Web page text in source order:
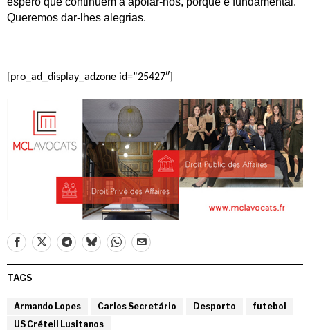
Queremos dar-lhes alegrias.
[pro_ad_display_adzone id=”25427″]
TAGS
Armando Lopes Carlos Secretário Desporto
futebol
US Créteil Lusitanos